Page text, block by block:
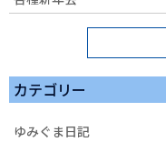
カテゴリー
ゆみぐま日記